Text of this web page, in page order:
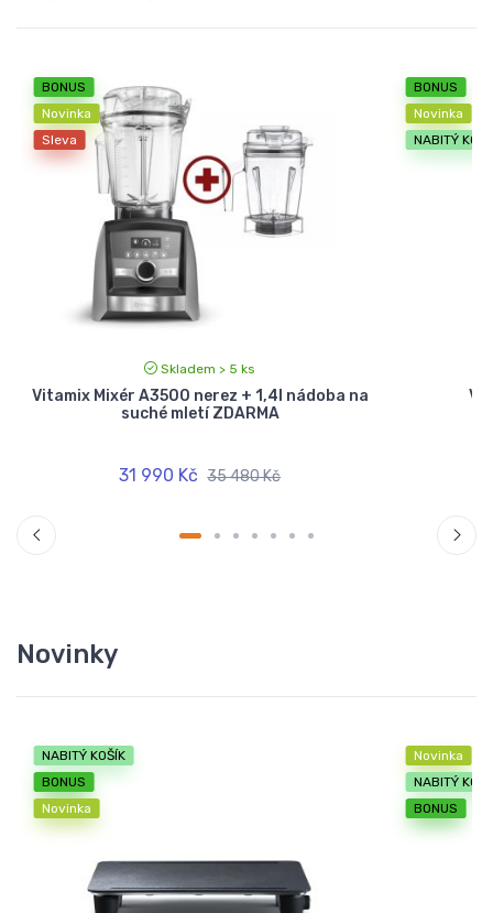
BONUS
Novinka
Sleva
Skladem > 5 ks
Vitamix Mixér A3500 nerez + 1,4l nádoba na
suché mletí ZDARMA
31 990 Kč 35 480 Kč
BONUS
Novinka
NABITÝ
Novinky
NABITÝ KOŠÍK
BONUS
Novinka
Novinka
NABITÝ
BONUS